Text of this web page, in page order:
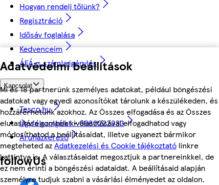
Adatvédelmi beállítások
Mi és 18 partnerünk személyes adatokat, például böngészési
adatokat vagy egyedi azonosítókat tárolunk a készülékeden, és
hozzáférhetünk azokhoz. Az Összes elfogadása és az Összes
elutasítása gombok kiválasztásával elfogadhatod vagy
módosíthatod a beállításaidat, illetve ugyanezt bármikor
megteheted azAdatkezelési és Cookie tájékoztató linkre
kattintva is. A választásaidat megosztjuk a partnereinkkel, de
ez nem érinti a böngészési adataidat. A beállításaid alapján
személyre tudjuk szabni a vásárlási élményedet az oldalon.
Hogyan rendelj tőlünk?
Regisztráció
Idősáv foglalása
Kedvenceim
ÁFÁ-s számla igénylés
Kapcsolat
Tesco.hu
Ügyfélszolgálat - 0680222333
Áruházkereső
followUs